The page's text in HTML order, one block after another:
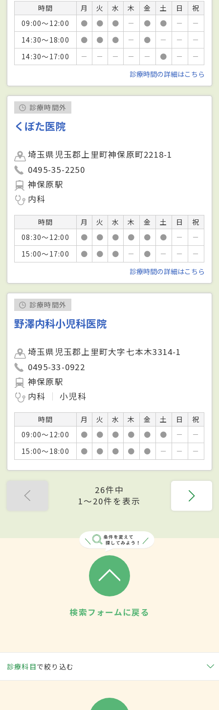
時間 月 火 水 木 金 土 日
祝
09:00～12:00
● ● ● － ● ● －
－
14:30～18:00
● ● ● － ● － －
－
14:30～17:00
－ － － － － ● －
－
診療時間の詳細はこちら
診療時間外
くぼた医院
埼玉県児玉郡上里町神保原町2218-1
0495-35-2250
神保原駅
内科
時間 月 火 水 木 金 土 日
祝
08:30～12:00
● ● ● ● ● ● －
－
15:00～17:00
● ● ● － ● － －
－
診療時間の詳細はこちら
診療時間外
野澤内科小児科医院
埼玉県児玉郡上里町大字七本木3314-1
0495-33-0922
神保原駅
内科
小児科
時間 月 火 水 木 金 土 日
祝
09:00～12:00
● ● ● ● ● ● －
－
15:00～18:00
● ● ● ● ● － － －
26件中
1〜20件を表示
検索フォームに戻る
診療科目で絞り込む